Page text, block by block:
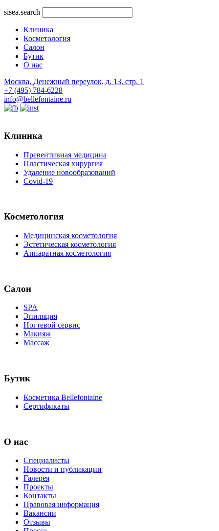
sisea.search
Клиника
Косметология
Салон
Бутик
О нас
Москва, Денежный переулок, д. 13, стр. 1
+7 (495) 784-6228
info@bellefontaine.ru
Клиника
Превентивная медицина
Пластическая хирургия
Удаление новообразований
Covid-19
Косметология
Медицинская косметология
Эстетическая косметология
Аппаратная косметология
Салон
SPA
Эпиляция
Ногтевой сервис
Макияж
Массаж
Бутик
Косметика Bellefontaine
Сертификаты
О нас
Специалисты
Новости и публикации
Галерея
Проекты
Контакты
Правовая информация
Вакансии
Отзывы